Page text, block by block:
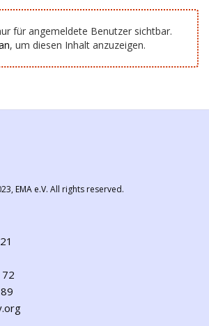
für angemeldete Benutzer sichtbar.
, um diesen Inhalt anzuzeigen.
EMA e.V. All rights reserved.